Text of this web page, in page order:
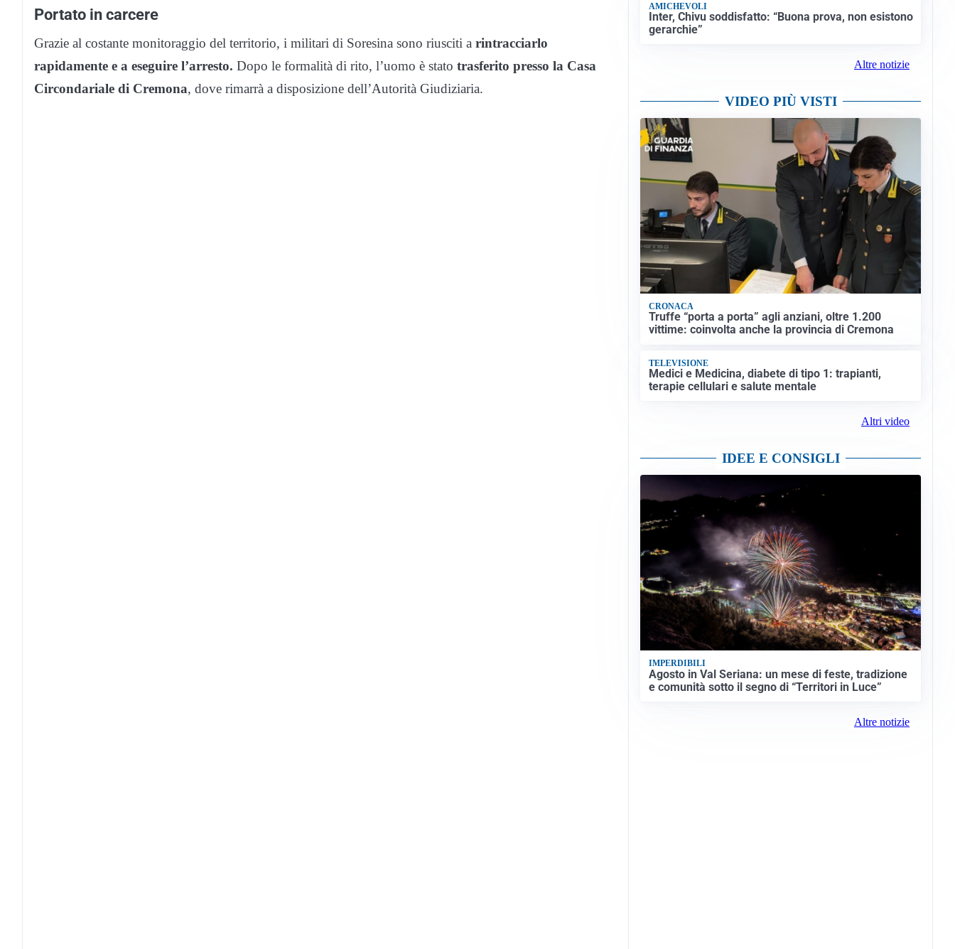
Portato in carcere
Grazie al costante monitoraggio del territorio, i militari di Soresina sono riusciti a rintracciarlo
rapidamente e a eseguire l’arresto. Dopo le formalità di rito, l’uomo è stato trasferito presso la Casa
Circondariale di Cremona, dove rimarrà a disposizione dell’Autorità Giudiziaria.
AMICHEVOLI
Inter, Chivu soddisfatto: “Buona prova, non esistono
gerarchie”
Altre notizie
VIDEO PIÙ VISTI
CRONACA
Truffe “porta a porta” agli anziani, oltre 1.200
vittime: coinvolta anche la provincia di Cremona
TELEVISIONE
Medici e Medicina, diabete di tipo 1: trapianti,
terapie cellulari e salute mentale
Altri video
IDEE E CONSIGLI
IMPERDIBILI
Agosto in Val Seriana: un mese di feste, tradizione
e comunità sotto il segno di “Territori in Luce”
Altre notizie